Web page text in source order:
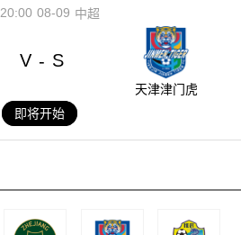
08-09
20:00 中超
V - S
天津津门虎
即将开始